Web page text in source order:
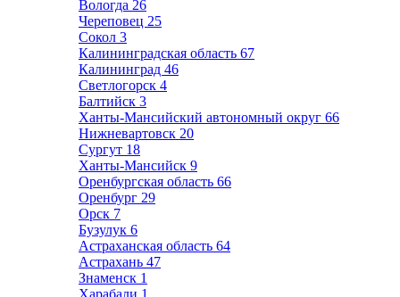
Вологда 26
Череповец 25
Сокол 3
Калининградская область 67
Калининград 46
Светлогорск 4
Балтийск 3
Ханты-Мансийский автономный округ 66
Нижневартовск 20
Сургут 18
Ханты-Мансийск 9
Оренбургская область 66
Оренбург 29
Орск 7
Бузулук 6
Астраханская область 64
Астрахань 47
Знаменск 1
Харабали 1